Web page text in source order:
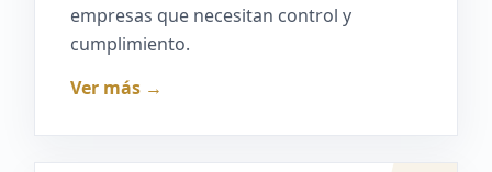
empresas que necesitan control y
cumplimiento.
Ver más →